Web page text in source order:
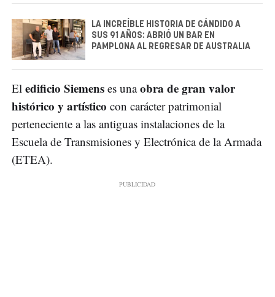
LA INCREÍBLE HISTORIA DE CÁNDIDO A
SUS 91 AÑOS: ABRIÓ UN BAR EN
PAMPLONA AL REGRESAR DE AUSTRALIA
El edificio Siemens es unaobra de gran valor
histórico y artístico con carácter patrimonial
perteneciente a las antiguas instalaciones de la
Escuela de Transmisiones y Electrónica de la Armada
(ETEA).